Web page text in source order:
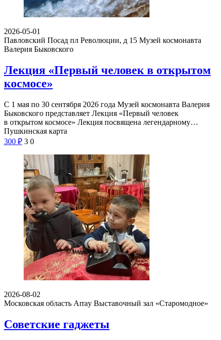
2026-05-01
Павловский Посад пл Революции, д 15 Музей космонавта
Валерия Быковского
Лекция «Первый человек в открытом
космосе»
С 1 мая по 30 сентября 2026 года Музей космонавта Валерия
Быковского представляет Лекция «Первый человек
в открытом космосе» Лекция посвящена легендарному…
Пушкинская карта
300 ₽ 3 0
2026-08-02
Московская область Array Выставочный зал «Старомодное»
Советские гаджеты